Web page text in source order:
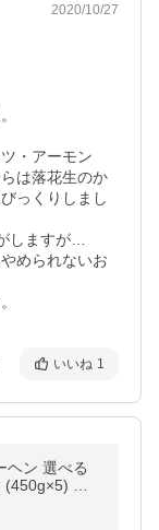
2020/10/27
・アーモン
は落花生のか
っくりしまし
しますが…
められないお
いいね 1
べる
訳
イント利用